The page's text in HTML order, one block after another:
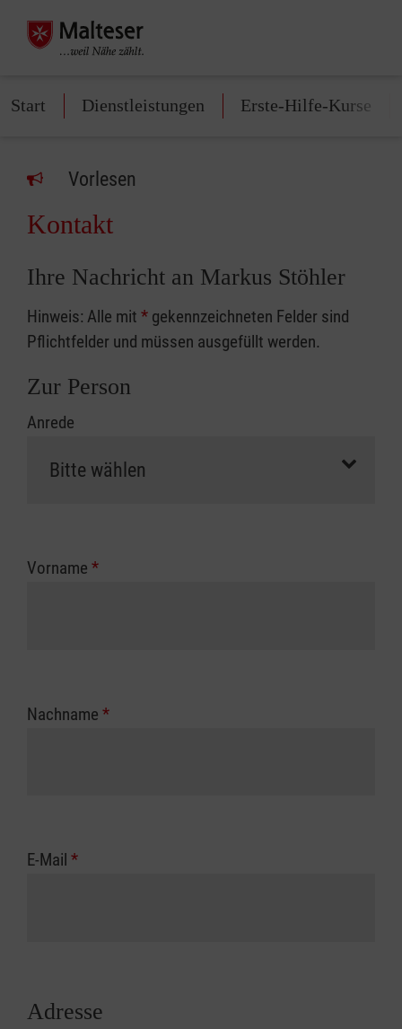
Start Dienstleistungen Erste-Hilfe-Kurse
Vorlesen
Kontakt
Ihre Nachricht an Markus Stöhler
Hinweis: Alle mit * gekennzeichneten Felder sind
Pflichtfelder und müssen ausgefüllt werden.
Zur Person
Anrede
Vorname *
Nachname *
E-Mail *
Adresse